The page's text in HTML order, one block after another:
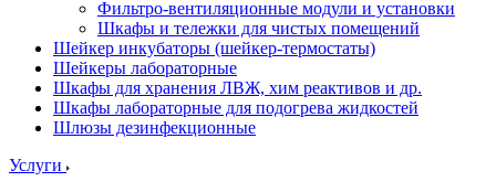
Фильтро-вентиляционные модули и установки
Шкафы и тележки для чистых помещений
Шейкер инкубаторы (шейкер-термостаты)
Шейкеры лабораторные
Шкафы для хранения ЛВЖ, хим реактивов и др.
Шкафы лабораторные для подогрева жидкостей
Шлюзы дезинфекционные
Услуги